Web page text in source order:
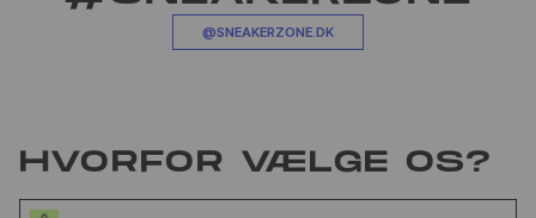
@SNEAKERZONE.DK
HVORFOR VÆLGE OS?